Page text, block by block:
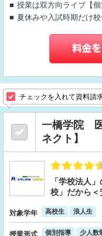
授業は双方向ライブ【
夏休みや入試時期だけ
チェックを入れて資料請
一橋学院
ネクト】
「学校法人
校」だから＜
対象学年 高校生 浪人生
授業形式 個別指導 少人数